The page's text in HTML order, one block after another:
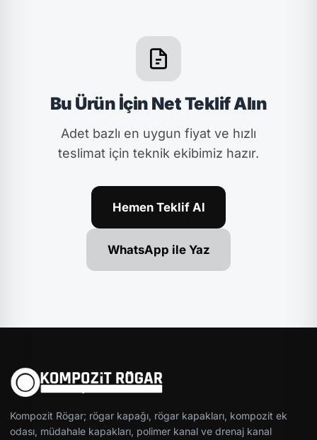
Bu Ürün İçin Net Teklif Alın
Adet bazlı en uygun fiyat ve hızlı
teslimat için teknik ekibimiz hazır.
Hemen Teklif Al
WhatsApp ile Yaz
Kompozit Rögar; rögar kapağı, rögar kapakları, kompozit ek
odası, müdahale kapakları, polimer kanal ve drenaj kanal